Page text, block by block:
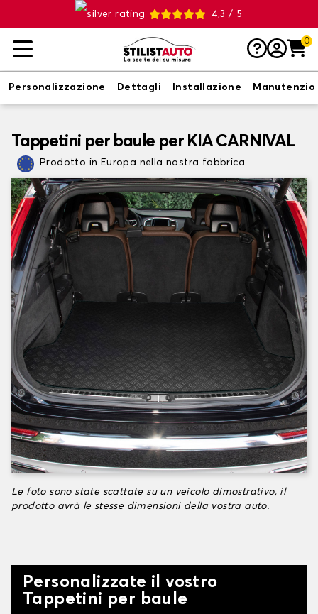
4,3 / 5
0
Personalizzazione Dettagli Installazione
Tappetini per baule per KIA CARNIVAL
Prodotto in Europa nella nostra fabbrica
Le foto sono state scattate su un veicolo dimostrativo, il
prodotto avrà le stesse dimensioni della vostra auto.
Personalizzate il vostro
Tappetini per baule